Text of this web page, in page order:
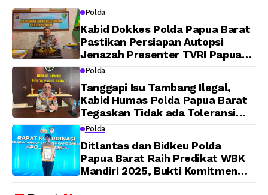
Polda
Kabid Dokkes Polda Papua Barat
Pastikan Persiapan Autopsi
Jenazah Presenter TVRI Papua
Barat Yanto Idorway Telah
Dijadwalkan Kamis
Polda
Tanggapi Isu Tambang Ilegal,
Kabid Humas Polda Papua Barat
Tegaskan Tidak ada Toleransi
bagi Oknum Anggota
Polda
Ditlantas dan Bidkeu Polda
Papua Barat Raih Predikat WBK
Mandiri 2025, Bukti Komitmen